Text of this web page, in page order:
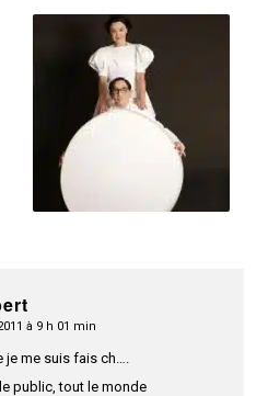
à 9 h 01 min
je me suis fais ch….
public, tout le monde